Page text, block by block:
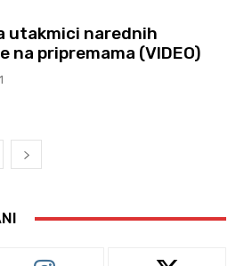
utakmici narednih
na pripremama (VIDEO)